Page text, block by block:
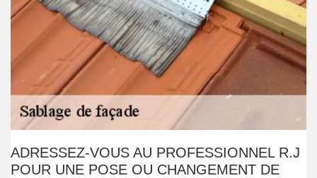
ADRESSEZ-VOUS AU PROFESSIONNEL R.J
POUR UNE POSE OU CHANGEMENT DE